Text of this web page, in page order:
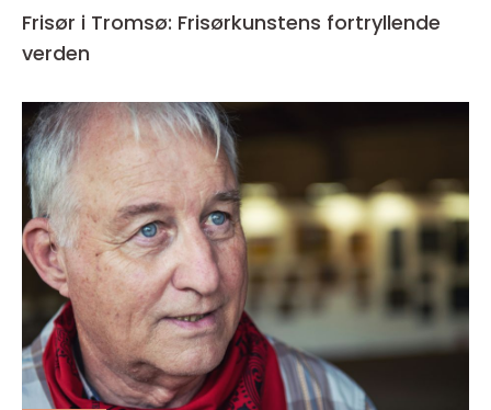
Frisør i Tromsø: Frisørkunstens fortryllende
verden